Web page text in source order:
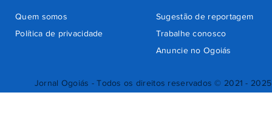
Jornal Ogoiás - Todos os direitos reservados © 2021 - 2025
Quem somos
Sugestão de reportagem
Trabalhe conosco
Política de privacidade
Anuncie no Ogoiás